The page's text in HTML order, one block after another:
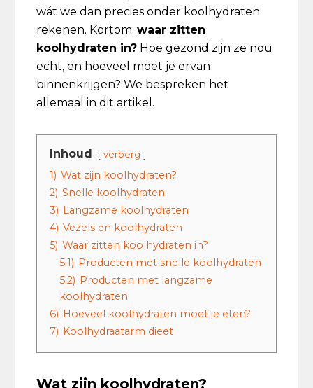
wát we dan precies onder koolhydraten
rekenen. Kortom:waar zitten
koolhydraten in? Hoe gezond zijn ze nou
echt, en hoeveel moet je ervan
binnenkrijgen? We bespreken het
allemaal in dit artikel.
Inhoud verberg
1) Wat zijn koolhydraten?
2) Snelle koolhydraten
3) Langzame koolhydraten
4) Vezels en koolhydraten
5) Waar zitten koolhydraten in?
5.1) Producten met snelle koolhydraten
5.2) Producten met langzame
koolhydraten
6) Hoeveel koolhydraten moet je eten?
7) Koolhydraatarm dieet
Wat zijn koolhydraten?